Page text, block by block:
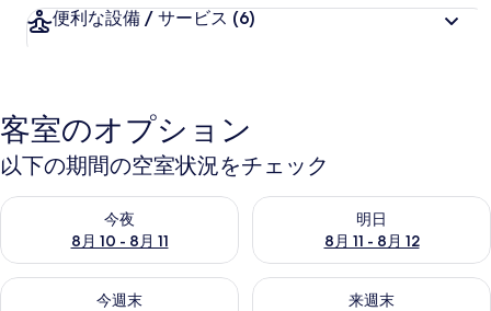
便利な設備 / サービス (6)
客室のオプション
以下の期間の空室状況をチェック
今夜
8月 10 - 8月 11
今夜 8月 10 - 8月 11 の空室状況をチェック
明日
8月 11 - 8月 12
明日 8月 11 - 8月 12 の空室状
今週末
今週末 8月 14 - 8月 16 の空室状況をチェック
来週末
来週末 8月 21 - 8月 23 の空室